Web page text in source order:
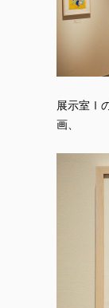
展示室Ⅰ
画、